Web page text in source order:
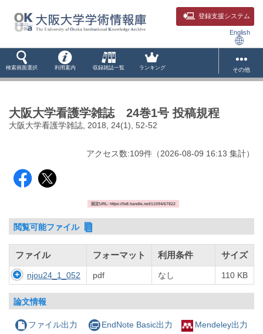
登録支援システム
English
検索画面選択 利用案内 収録雑誌一覧 ランキング その他
大阪大学看護学雑誌 24巻1号 投稿規程
大阪大学看護学雑誌, 2018, 24(1), 52-52
アクセス数:109件 （2026-08-09 16:13 集計）
固定URL: https://hdl.handle.net/11094/67822
閲覧可能ファイル
ファイル フォーマット 利用条件 サイズ
njou24_1_052 pdf なし 110 KB
論文情報
ファイル出力 EndNote Basic出力 Mendeley出力